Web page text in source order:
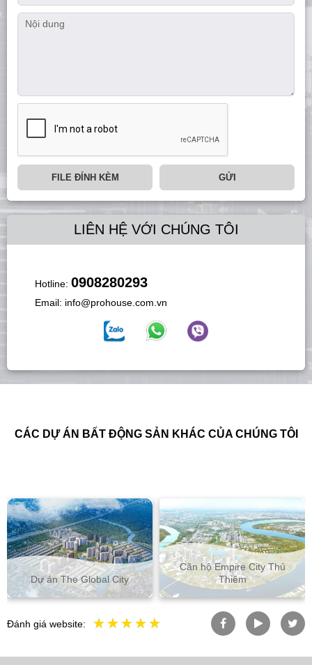
FILE ĐÍNH KÈM GỬI
LIÊN HỆ VỚI CHÚNG TÔI
Hotline: 0908280293
Email: info@prohouse.com.vn
CÁC DỰ ÁN BẤT ĐỘNG SẢN KHÁC CỦA CHÚNG TÔI
Dự án The Global City
Căn hộ Empire City Thủ
Thiêm
Đánh giá website: